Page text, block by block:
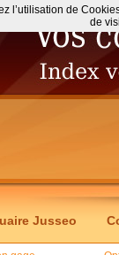
Jusseo
l’utilisation de
de